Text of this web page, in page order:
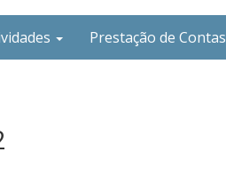
Prestação de Contas